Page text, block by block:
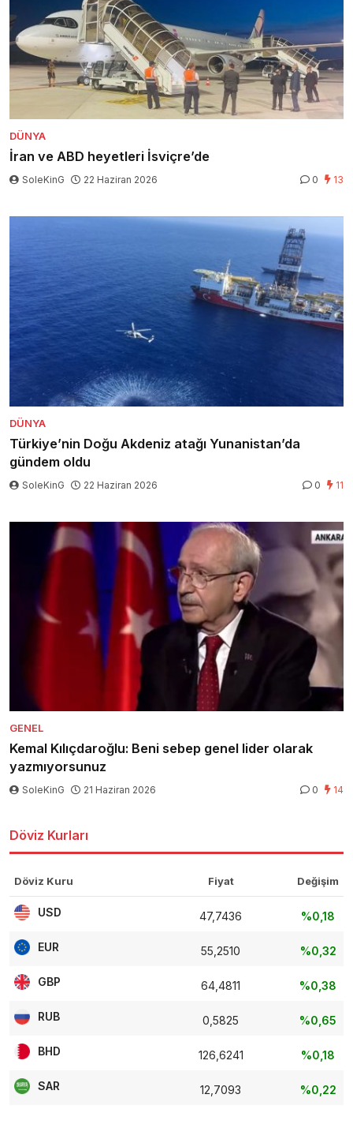
DÜNYA
İran ve ABD heyetleri İsviçre’de
SoleKinG 22 Haziran 2026 0 13
DÜNYA
Türkiye’nin Doğu Akdeniz atağı Yunanistan’da
gündem oldu
SoleKinG 22 Haziran 2026 0 11
GENEL
Kemal Kılıçdaroğlu: Beni sebep genel lider olarak
yazmıyorsunuz
SoleKinG 21 Haziran 2026 0 14
Döviz Kurları
Döviz Kuru Fiyat Değişim
USD 47,7436 %0,18
EUR 55,2510 %0,32
GBP 64,4811 %0,38
RUB 0,5825 %0,65
BHD 126,6241 %0,18
SAR 12,7093 %0,22